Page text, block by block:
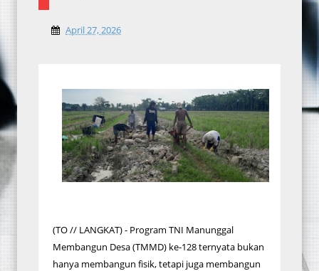
April 27, 2026
(TO // LANGKAT) - Program TNI Manunggal
Membangun Desa (TMMD) ke-128 ternyata bukan
hanya membangun fisik, tetapi juga membangun